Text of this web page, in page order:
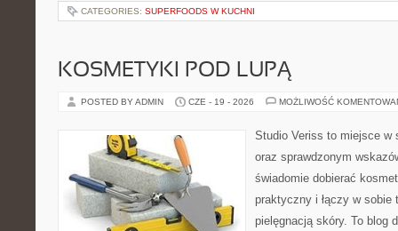
CATEGORIES: SUPERFOODS W KUCHNI
KOSMETYKI POD LUPĄ
POSTED BY ADMIN CZE - 19 - 2026 MOŻLIWOŚĆ
Studio Veriss to miejsce w
oraz sprawdzonym
świadomie dobierać
praktyczny i łączy w sobie
pielęgnacją skóry. To blog